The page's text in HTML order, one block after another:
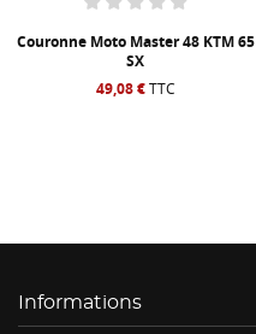
Couronne Moto Master 48 KTM 65
SX
49,08 €TTC
Informations